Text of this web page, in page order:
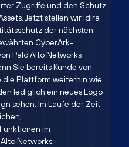
Zugriffe und den Schutz
Jetzt stellen wir Idira
der nächsten
CyberArk-
Palo Alto Networks
Sie bereits Kunde von
die Plattform weiterhin wie
lediglich ein neues Logo
sehen. Im Laufe der Zeit
im
Networks.